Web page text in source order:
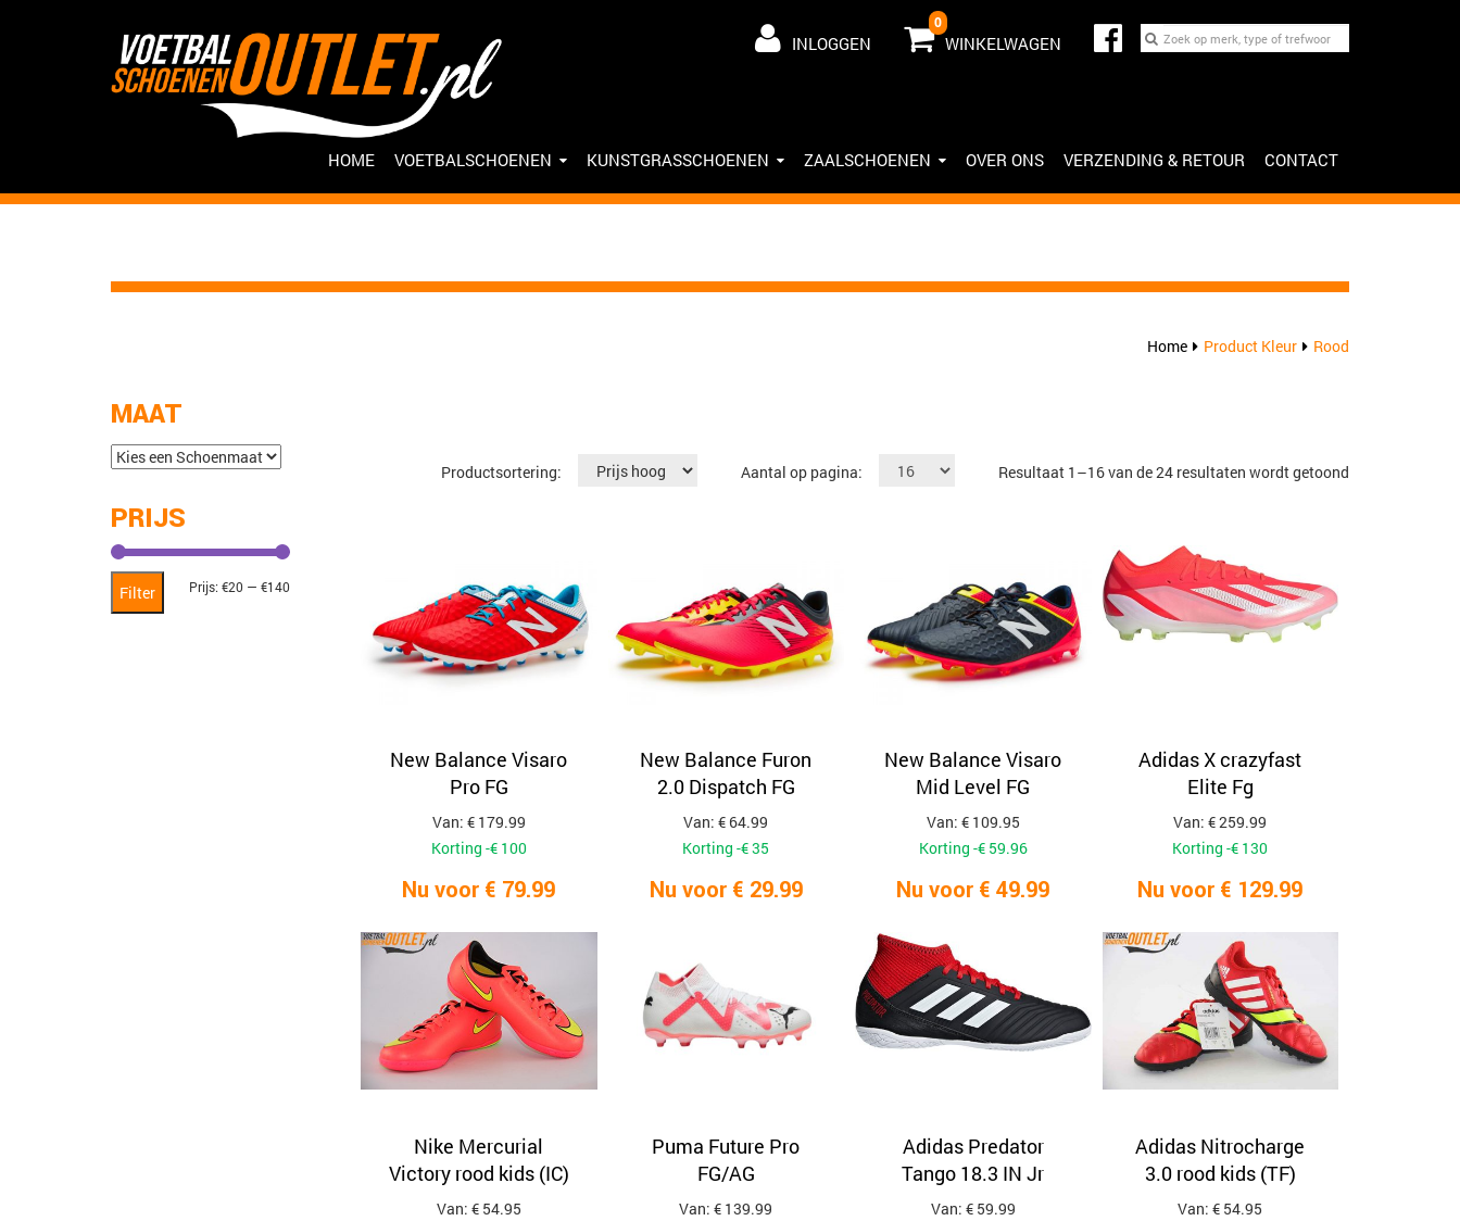
INLOGGEN
0
WINKELWAGEN
HOME VOETBALSCHOENEN KUNSTGRASSCHOENEN ZAALSCHOENEN OVER ONS VERZENDING & RETOUR CONTACT
Home Product Kleur Rood
MAAT
PRIJS
Filter Prijs: €20 — €140
Productsortering: Aantal op pagina: Resultaat 1–16 van de 24 resultaten wordt getoond
New Balance Visaro
Pro FG
Van: € 179.99
Korting -€ 100
Nu voor € 79.99
New Balance Furon
2.0 Dispatch FG
Van: € 64.99
Korting -€ 35
Nu voor € 29.99
New Balance Visaro
Mid Level FG
Van: € 109.95
Korting -€ 59.96
Nu voor € 49.99
Adidas X crazyfast
Elite Fg
Van: € 259.99
Korting -€ 130
Nu voor € 129.99
Nike Mercurial
Victory rood kids (IC)
Van: € 54.95
Puma Future Pro
FG/AG
Van: € 139.99
Adidas Predator
Tango 18.3 IN Jr
Van: € 59.99
Adidas Nitrocharge
3.0 rood kids (TF)
Van: € 54.95